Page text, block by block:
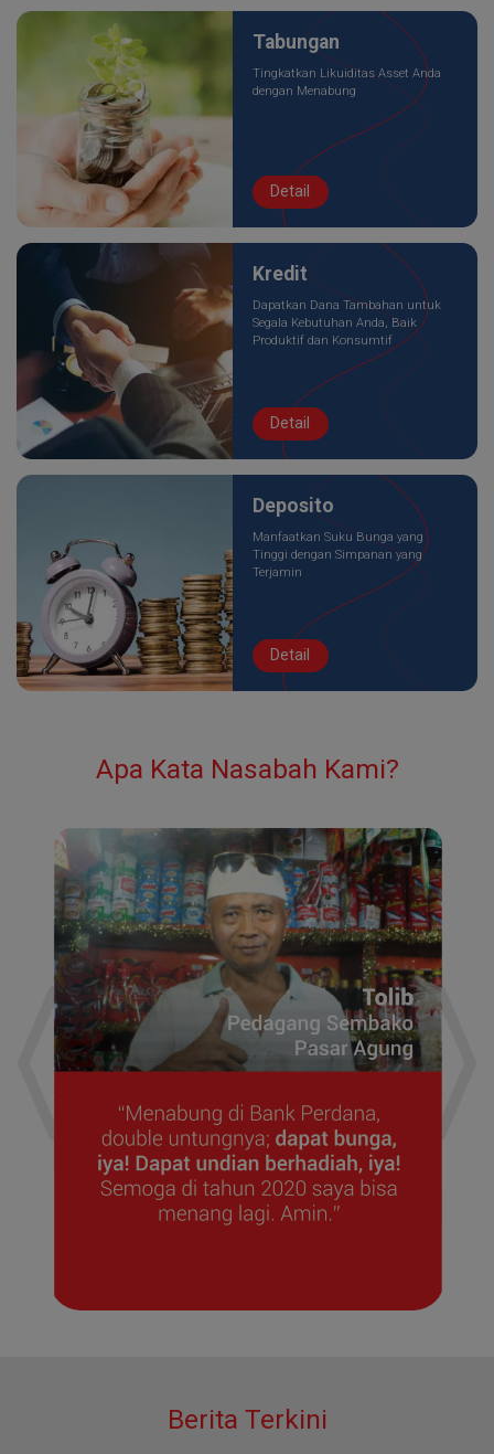
Tabungan
Tingkatkan Likuiditas Asset Anda
dengan Menabung
Detail
Kredit
Dapatkan Dana Tambahan untuk
Segala Kebutuhan Anda, Baik
Produktif dan Konsumtif
Detail
Deposito
Manfaatkan Suku Bunga yang
Tinggi dengan Simpanan yang
Terjamin
Detail
Apa Kata Nasabah Kami?
Berita Terkini